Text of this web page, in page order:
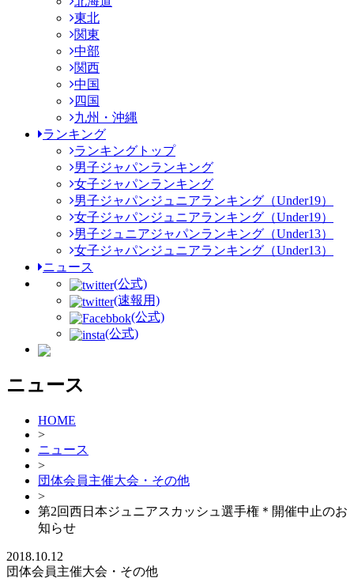
東北
関東
中部
関西
中国
四国
九州・沖縄
ランキング
ランキングトップ
男子ジャパンランキング
女子ジャパンランキング
男子ジャパンジュニアランキング（Under19）
女子ジャパンジュニアランキング（Under19）
男子ジュニアジャパンランキング（Under13）
女子ジャパンジュニアランキング（Under13）
ニュース
(公式)
(速報用)
(公式)
(公式)
ニュース
HOME
>
ニュース
>
団体会員主催大会・その他
>
第2回西日本ジュニアスカッシュ選手権＊開催中止のお
知らせ
2018.10.12
団体会員主催大会・その他